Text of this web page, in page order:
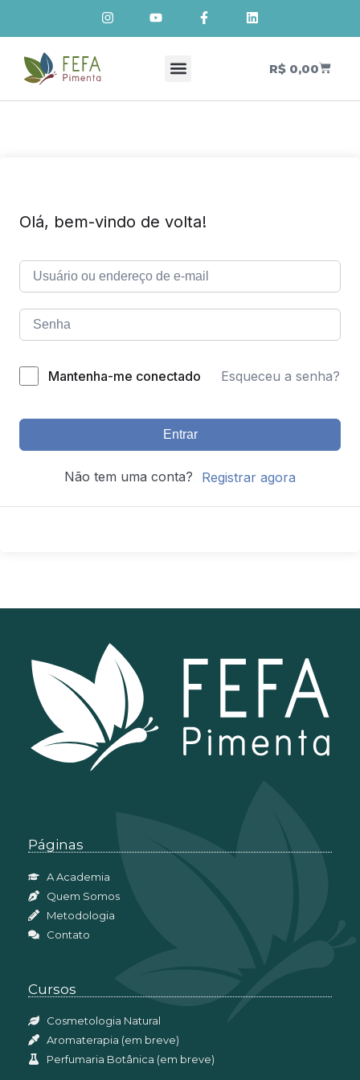
R$0,00
Olá, bem-vindo de volta!
Mantenha-me conectado Esqueceu a senha?
Entrar
Não tem uma conta? Registrar agora
Páginas
A Academia
Quem Somos
Metodologia
Contato
Cursos
Cosmetologia Natural
Aromaterapia (em breve)
Perfumaria Botânica (em breve)